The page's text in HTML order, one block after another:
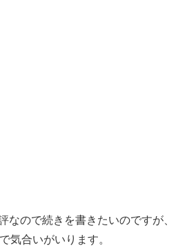
なので続きを書きたいのですが、
気合いがいります。